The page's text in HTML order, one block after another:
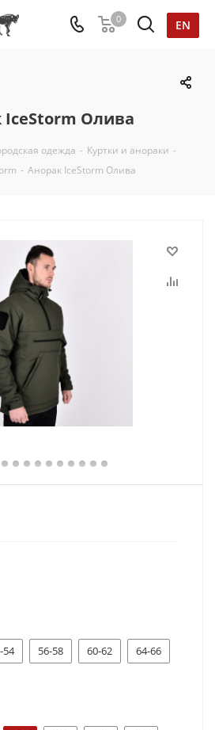
EN
0
IceStorm Олива
одежда - Куртки и анораки -
- Анорак IceStorm Олива
54 56-58 60-62 64-66